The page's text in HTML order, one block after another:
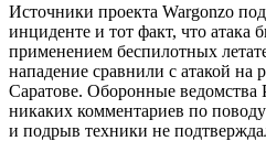
Источники проекта Wargonzo
инциденте и тот факт, что атака
применением беспилотных
нападение сравнили с атакой на
Саратове. Оборонные ведомства
никаких комментариев по
и подрыв техники не